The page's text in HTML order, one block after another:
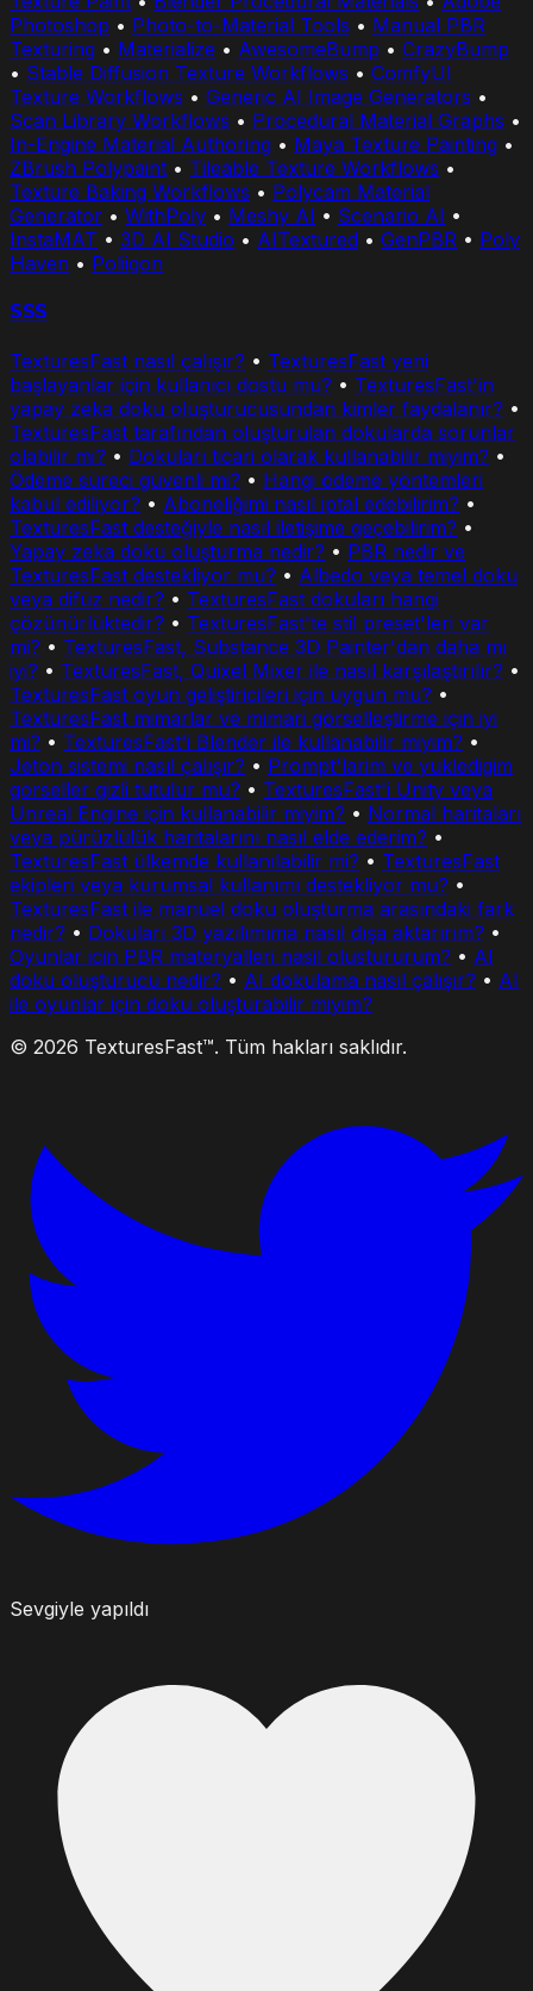
Photoshop • Photo-to-Material Tools • Manual PBR
Texturing • Materialize • AwesomeBump • CrazyBump
• Stable Diffusion Texture Workflows • ComfyUI
Texture Workflows • Generic AI Image Generators •
Scan Library Workflows • Procedural Material Graphs •
In-Engine Material Authoring • Maya Texture Painting •
ZBrush Polypaint • Tileable Texture Workflows •
Texture Baking Workflows • Polycam Material
Generator • WithPoly • Meshy AI • Scenario AI •
InstaMAT • 3D AI Studio • AITextured • GenPBR • Poly
Haven • Poliigon
SSS
TexturesFast nasıl çalışır? • TexturesFast yeni
başlayanlar için kullanıcı dostu mu? • TexturesFast'in
yapay zeka doku oluşturucusundan kimler faydalanır? •
TexturesFast tarafından oluşturulan dokularda sorunlar
olabilir mi? • Dokuları ticari olarak kullanabilir miyim? •
Ödeme süreci güvenli mi? • Hangi ödeme yöntemleri
kabul ediliyor? • Aboneliğimi nasıl iptal edebilirim? •
TexturesFast desteğiyle nasıl iletişime geçebilirim? •
Yapay zeka doku oluşturma nedir? • PBR nedir ve
TexturesFast destekliyor mu? • Albedo veya temel doku
veya difüz nedir? • TexturesFast dokuları hangi
çözünürlüktedir? • TexturesFast'te stil preset'leri var
mi? • TexturesFast, Substance 3D Painter'dan daha mı
iyi? • TexturesFast, Quixel Mixer ile nasıl karşılaştırılır? •
TexturesFast oyun geliştiricileri için uygun mu? •
TexturesFast mimarlar ve mimari görselleştirme için iyi
mi? • TexturesFast'i Blender ile kullanabilir miyim? •
Jeton sistemi nasıl çalışır? • Prompt'larim ve yukledigim
gorseller gizli tutulur mu? • TexturesFast'i Unity veya
Unreal Engine için kullanabilir miyim? • Normal haritaları
veya pürüzlülük haritalarını nasıl elde ederim? •
TexturesFast ülkemde kullanılabilir mi? • TexturesFast
ekipleri veya kurumsal kullanımı destekliyor mu? •
TexturesFast ile manuel doku oluşturma arasındaki fark
nedir? • Dokuları 3D yazılımıma nasıl dışa aktarırım? •
Oyunlar icin PBR materyalleri nasil olustururum? • AI
doku oluşturucu nedir? • AI dokulama nasıl çalışır? • AI
ile oyunlar için doku oluşturabilir miyim?
© 2026 TexturesFast™. Tüm hakları saklıdır.
Sevgiyle yapıldı